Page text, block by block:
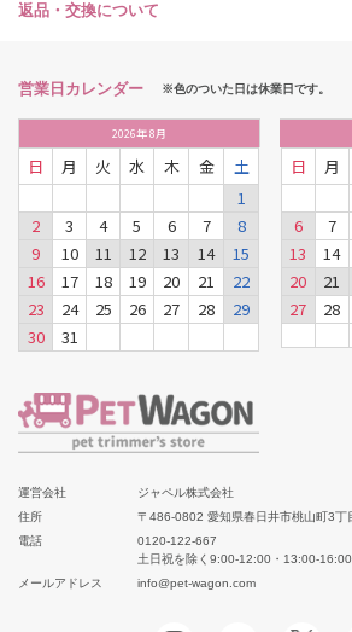
返品・交換について
営業日カレンダー ※色のついた日は休業日です。
2026年8月
日 月 火 水 木 金
土
1
2
3 4 5 6 7
8
9
10 11 12 13 14
15
16
17 18 19 20 21
22
23
24 25 26 27 28
29
30
31
日 月
6
7
13
14
20
21
27
28
運営会社
ジャペル株式会社
住所
〒486-0802 愛知県春日井市桃山町3丁
電話
0120-122-667
土日祝を除く9:00-12:00・13:00-16:00
メールアドレス
info@pet-wagon.com